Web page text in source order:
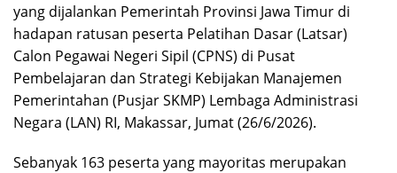
yang dijalankan Pemerintah Provinsi Jawa Timur di
hadapan ratusan peserta Pelatihan Dasar (Latsar)
Calon Pegawai Negeri Sipil (CPNS) di Pusat
Pembelajaran dan Strategi Kebijakan Manajemen
Pemerintahan (Pusjar SKMP) Lembaga Administrasi
Negara (LAN) RI, Makassar, Jumat (26/6/2026).
Sebanyak 163 peserta yang mayoritas merupakan